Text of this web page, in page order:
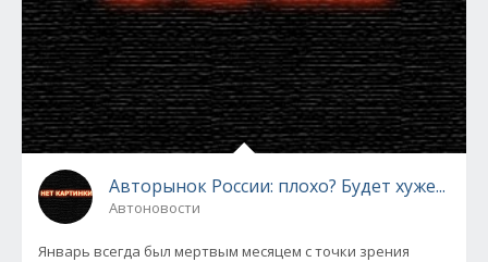
Авторынок России: плохо? Будет хуже...
Автоновости
Январь всегда был мертвым месяцем с точки зрения